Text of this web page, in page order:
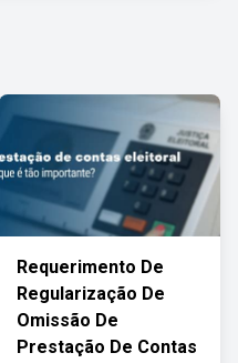
Requerimento De
Regularização De
Omissão De
Prestação De Contas